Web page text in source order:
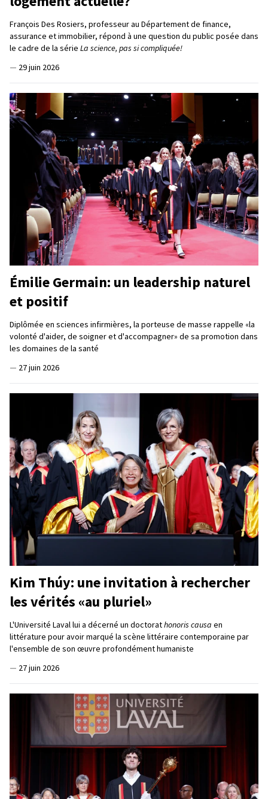
François Des Rosiers, professeur au Département de finance,
assurance et immobilier, répond à une question du public posée dans
le cadre de la série La science, pas si compliquée!
— 29 juin 2026
Émilie Germain: un leadership naturel
et positif
Diplômée en sciences infirmières, la porteuse de masse rappelle «la
volonté d'aider, de soigner et d'accompagner» de sa promotion dans
les domaines de la santé
— 27 juin 2026
Kim Thúy: une invitation à rechercher
les vérités «au pluriel»
L'Université Laval lui a décerné un doctorathonoris causa en
littérature pour avoir marqué la scène littéraire contemporaine par
l'ensemble de son œuvre profondément humaniste
— 27 juin 2026